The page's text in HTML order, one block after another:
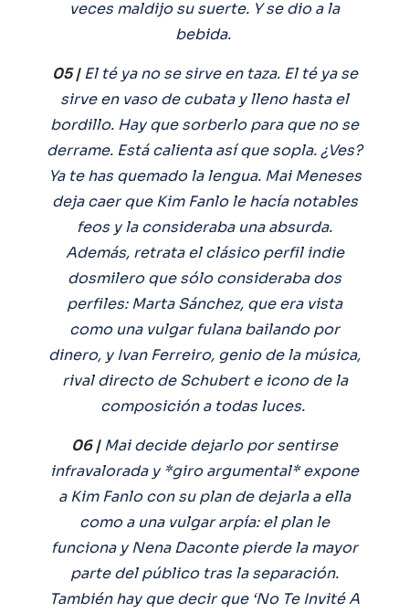
veces maldijo su suerte. Y se dio a la
bebida.
05 |El té ya no se sirve en taza. El té ya se
sirve en vaso de cubata y lleno hasta el
bordillo. Hay que sorberlo para que no se
derrame. Está calienta así que sopla. ¿Ves?
Ya te has quemado la lengua. Mai Meneses
deja caer que Kim Fanlo le hacía notables
feos y la consideraba una absurda.
Además, retrata el clásico perfil indie
dosmilero que sólo consideraba dos
perfiles: Marta Sánchez, que era vista
como una vulgar fulana bailando por
dinero, y Ivan Ferreiro, genio de la música,
rival directo de Schubert e icono de la
composición a todas luces.
06 |Mai decide dejarlo por sentirse
infravalorada y *giro argumental* expone
a Kim Fanlo con su plan de dejarla a ella
como a una vulgar arpía: el plan le
funciona y Nena Daconte pierde la mayor
parte del público tras la separación.
También hay que decir que ‘No Te Invité A